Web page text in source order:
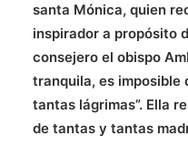
santa Mónica, quien
inspirador a propósito
consejero el obispo
tranquila, es imposible
tantas lágrimas”. Ella
de tantas y tantas